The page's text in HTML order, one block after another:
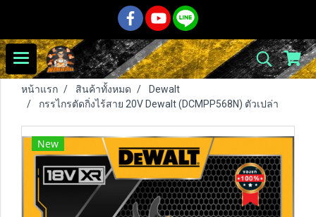
หน้าแรก สินค้าทั้งหมด
Dewalt
กรรไกรตัดกิ่งไร้สาย 20V Dewalt (DCMPP568N) ตัวเปล่า
New